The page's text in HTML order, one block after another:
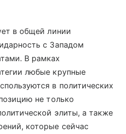
в общей линии
с Западом
В рамках
любые крупные
в политических
не только
элиты, а также
которые сейчас